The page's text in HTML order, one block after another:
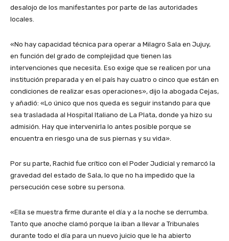
desalojo de los manifestantes por parte de las autoridades
locales.
«No hay capacidad técnica para operar a Milagro Sala en Jujuy,
en función del grado de complejidad que tienen las
intervenciones que necesita. Eso exige que se realicen por una
institución preparada y en el país hay cuatro o cinco que están en
condiciones de realizar esas operaciones», dijo la abogada Cejas,
y añadió: «Lo único que nos queda es seguir instando para que
sea trasladada al Hospital Italiano de La Plata, donde ya hizo su
admisión. Hay que intervenirla lo antes posible porque se
encuentra en riesgo una de sus piernas y su vida».
Por su parte, Rachid fue crítico con el Poder Judicial y remarcó la
gravedad del estado de Sala, lo que no ha impedido que la
persecución cese sobre su persona.
«Ella se muestra firme durante el día y a la noche se derrumba.
Tanto que anoche clamó porque la iban a llevar a Tribunales
durante todo el día para un nuevo juicio que le ha abierto